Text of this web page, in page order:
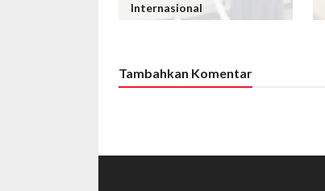
Internasional
Tambahkan Komentar